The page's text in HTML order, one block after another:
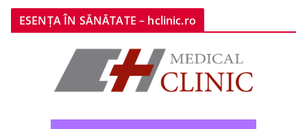
ESENȚA ÎN SĂNĂTATE – hclinic.ro